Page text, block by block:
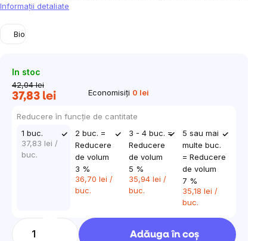
Informaţii detaliate
Bio
In stoc
42,04 lei
37,83 leiEvaluare
preţ:
Economisiţi 0 lei
Adăuga în coş
Reducere în funcţie de cantitate
1 buc.
37,83 lei /
buc.
2 buc. =
Reducere
de volum
3 %
36,70 lei /
buc.
3 - 4 buc. =
Reducere
de volum
5 %
35,94 lei /
buc.
5 sau mai
multe buc.
= Reducere
de volum
7 %
35,18 lei /
buc.